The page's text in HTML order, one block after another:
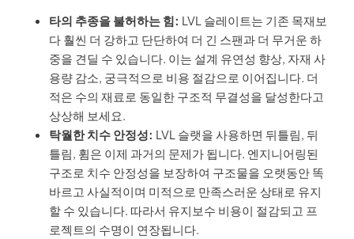
타의 추종을 불허하는 힘: LVL 슬레이트는 기존 목재보
다 훨씬 더 강하고 단단하여 더 긴 스팬과 더 무거운 하
중을 견딜 수 있습니다. 이는 설계 유연성 향상, 자재 사
용량 감소, 궁극적으로 비용 절감으로 이어집니다. 더
적은 수의 재료로 동일한 구조적 무결성을 달성한다고
상상해 보세요.
탁월한 치수 안정성: LVL 슬랫을 사용하면 뒤틀림, 뒤
틀림, 휨은 이제 과거의 문제가 됩니다. 엔지니어링된
구조로 치수 안정성을 보장하여 구조물을 오랫동안 똑
바르고 사실적이며 미적으로 만족스러운 상태로 유지
할 수 있습니다. 따라서 유지보수 비용이 절감되고 프
로젝트의 수명이 연장됩니다.